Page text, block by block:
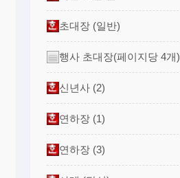
초대장 (일반)
행사 초대장(페이지당 4개)
신년사 (2)
연하장 (1)
연하장 (3)